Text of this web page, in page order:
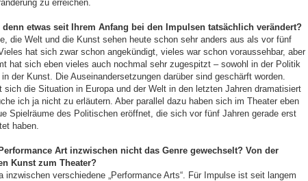
zu erreichen.
denn etwas seit Ihrem Anfang bei den Impulsen tatsächlich verändert?
die Welt und die Kunst sehen heute schon sehr anders aus als vor fünf
hat sich zwar schon angekündigt, vieles war schon voraussehbar, aber
hat sich eben vieles auch nochmal sehr zugespitzt – sowohl in der Politik
der Kunst. Die Auseinandersetzungen darüber sind geschärft worden.
sich die Situation in Europa und der Welt in den letzten Jahren dramatisiert
ich ja nicht zu erläutern. Aber parallel dazu haben sich im Theater eben
Spielräume des Politischen eröffnet, die sich vor fünf Jahren gerade erst
haben.
Art inzwischen nicht das Genre gewechselt? Von der
Kunst zum Theater?
inzwischen verschiedene „Performance Arts“. Für Impulse ist seit langem